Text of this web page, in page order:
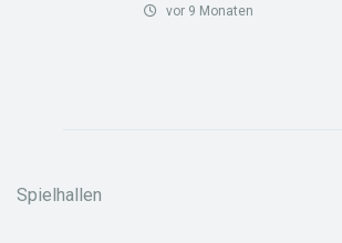
vor 9 Monaten
Spielhallen